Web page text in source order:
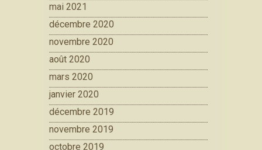
mai 2021
décembre 2020
novembre 2020
août 2020
mars 2020
janvier 2020
décembre 2019
novembre 2019
octobre 2019